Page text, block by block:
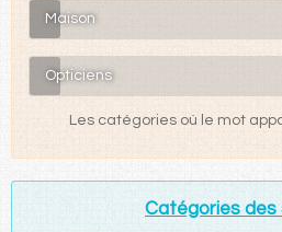
Maison
Opticiens
Les catégories où le mot
Catégories des